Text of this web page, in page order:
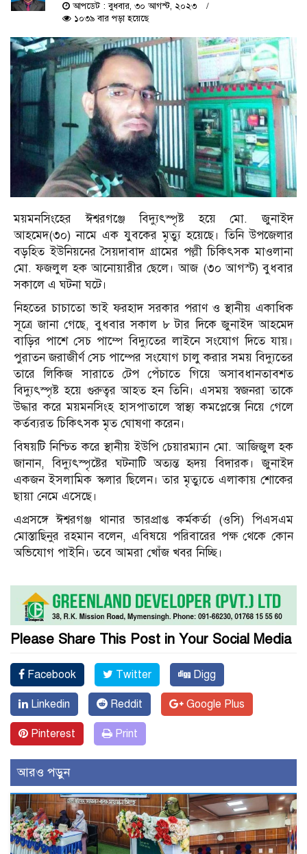
আপডেট : বুধবার, ৩০ আগস্ট, ২০২৩
১০৩৯ বার পড়া হয়েছে
ময়মনসিংহের ঈশ্বরগঞ্জে বিদ্যুৎস্পৃষ্ট হয়ে মো. জুনাইদ
আহমেদ(৩০) নামে এক যুবকের মৃত্যু হয়েছে। তিনি উপজেলার
বড়হিত ইউনিয়নের সৈয়দাবাদ গ্রামের পল্লী চিকিৎসক মাওলানা
মো. ফজলুল হক আনোয়ারীর ছেলে। আজ (৩০ আগস্ট) বুধবার
সকালে এ ঘটনা ঘটে।
নিহতের চাচাতো ভাই ফরহাদ সরকার পরাণ ও স্থানীয় একাধিক
সূত্রে জানা গেছে, বুধবার সকাল ৮ টার দিকে জুনাইদ আহমেদ
বাড়ির পাশে সেচ পাম্পে বিদ্যুতের লাইনে সংযোগ দিতে যায়।
পুরাতন জরাজীর্ণ সেচ পাম্পের সংযোগ চালু করার সময় বিদ্যুতের
তারে লিকিজ সারাতে টেপ পেঁচাতে গিয়ে অসাবধানতাবশত
বিদ্যুৎস্পৃষ্ট হয়ে গুরুত্বর আহত হন তিনি। এসময় স্বজনরা তাকে
উদ্ধার করে ময়মনসিংহ হাসপাতালে স্বাস্থ্য কমপ্লেক্সে নিয়ে গেলে
কর্তব্যরত চিকিৎসক মৃত ঘোষণা করেন।
বিষয়টি নিশ্চিত করে স্থানীয় ইউপি চেয়ারম্যান মো. আজিজুল হক
জানান, বিদ্যুৎস্পৃষ্টের ঘটনাটি অত্যন্ত হৃদয় বিদারক। জুনাইদ
একজন ইসলামিক স্কলার ছিলেন। তার মৃত্যুতে এলাকায় শোকের
ছায়া নেমে এসেছে।
এপ্রসঙ্গে ঈশ্বরগঞ্জ থানার ভারপ্রাপ্ত কর্মকর্তা (ওসি) পিএসএম
মোস্তাছিনুর রহমান বলেন, এবিষয়ে পরিবারের পক্ষ থেকে কোন
অভিযোগ পাইনি। তবে আমরা খোঁজ খবর নিচ্ছি।
Please Share This Post in Your Social Media
Facebook Twitter Digg
Linkedin Reddit Google Plus
Pinterest Print
আরও পড়ুন